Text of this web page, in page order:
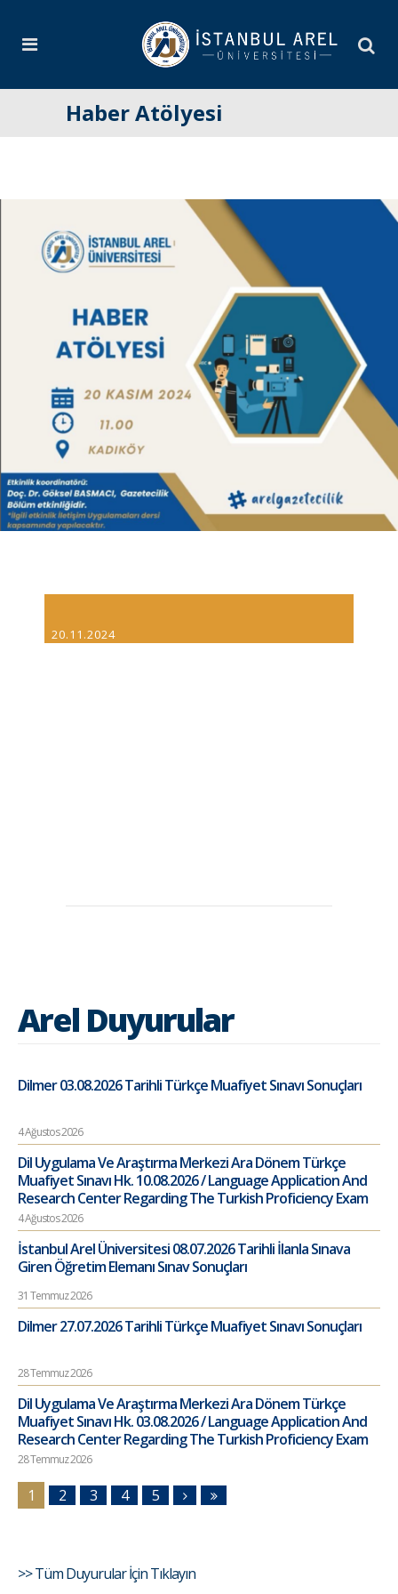
Haber Atölyesi
20.11.2024
Arel Duyurular
Dilmer 03.08.2026 Tarihli Türkçe Muafiyet Sınavı Sonuçları
4 Ağustos 2026
Dil Uygulama Ve Araştırma Merkezi Ara Dönem Türkçe
Muafiyet Sınavı Hk. 10.08.2026 / Language Application And
Research Center Regarding The Turkish Proficiency Exam
4 Ağustos 2026
İstanbul Arel Üniversitesi 08.07.2026 Tarihli İlanla Sınava
Giren Öğretim Elemanı Sınav Sonuçları
31 Temmuz 2026
Dilmer 27.07.2026 Tarihli Türkçe Muafiyet Sınavı Sonuçları
28 Temmuz 2026
Dil Uygulama Ve Araştırma Merkezi Ara Dönem Türkçe
Muafiyet Sınavı Hk. 03.08.2026 / Language Application And
Research Center Regarding The Turkish Proficiency Exam
28 Temmuz 2026
1 2 3 4 5
>> Tüm Duyurular İçin Tıklayın